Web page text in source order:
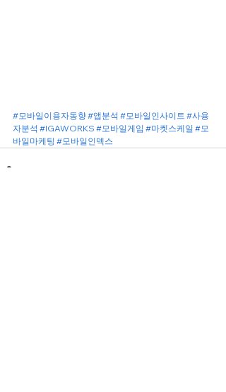
#모바일이용자동향#앱분석 #모바일인사이트 #사용
자분석 #IGAWORKS #모바일게임 #마켓스케일 #모
바일마케팅 #모바일인덱스